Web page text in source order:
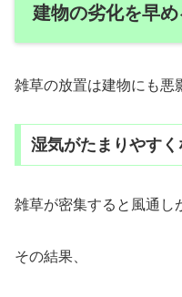
建物の劣化を早
雑草の放置は建物にも悪
湿気がたまりやすく
雑草が密集すると風通し
その結果、